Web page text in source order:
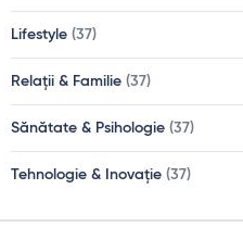
Lifestyle (37)
Relații & Familie (37)
Sănătate & Psihologie (37)
Tehnologie & Inovație (37)